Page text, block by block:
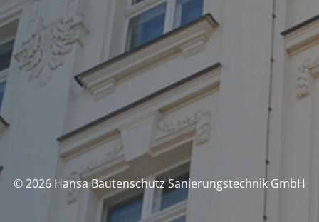
© 2026 Hansa Bautenschutz Sanierungstechnik GmbH